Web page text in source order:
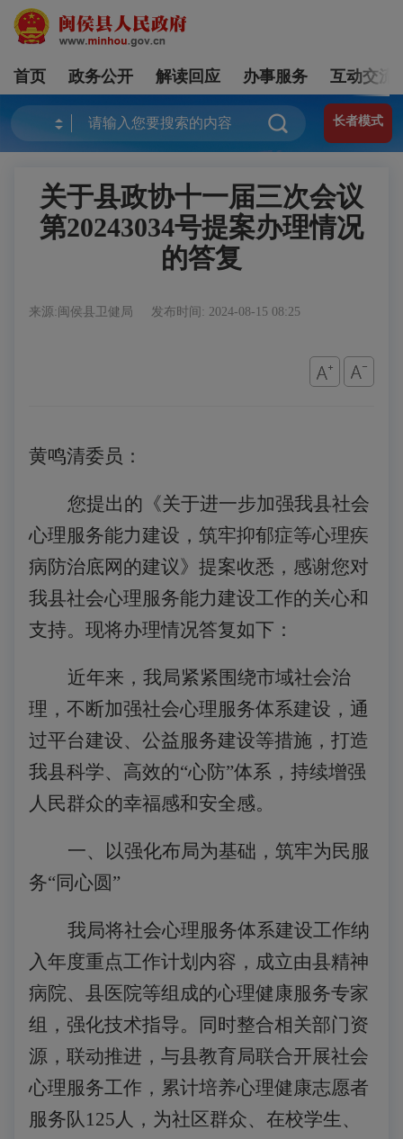
首页 政务公开 解读回应 办事服务 互动交流
长者模式
关于县政协十一届三次会议
第20243034号提案办理情况
的答复
来源:闽侯县卫健局 发布时间: 2024-08-15 08:25
黄鸣清委员 ：
您提出的 《关于进一步加强我县社会
心理服务能力建设，筑牢抑郁症等心理疾
病防治底网的建议》提案收悉，感谢您对
我县社会心理服务能力建设工作的关心和
支持。 现将办理情况答复如下：
近年来，我局紧紧围绕市域社会治
理，不断加强社会心理服务体系建设，通
过平台建设、公益服务建设等措施，打造
我县科学、高效的“心防”体系，持续增强
人民群众的幸福感和安全感。
一、以强化布局为基础，筑牢为民服
务“同心圆”
我局将社会心理服务体系建设工作纳
入年度重点工作计划内容，成立由县精神
病院、县医院等组成的心理健康服务专家
组，强化技术指导。同时整合相关部门资
源，联动推进，与县教育局联合开展社会
心理服务工作，累计培养心理健康志愿者
服务队125人，为社区群众、在校学生、